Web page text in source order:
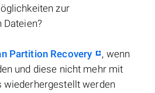
zur
Partition Recovery
, wenn
und diese nicht mehr mit
werden